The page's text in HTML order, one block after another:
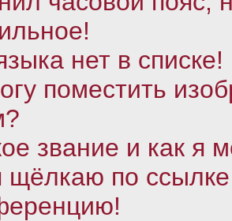
нет в списке!
поместить
звание и как я
щёлкаю по